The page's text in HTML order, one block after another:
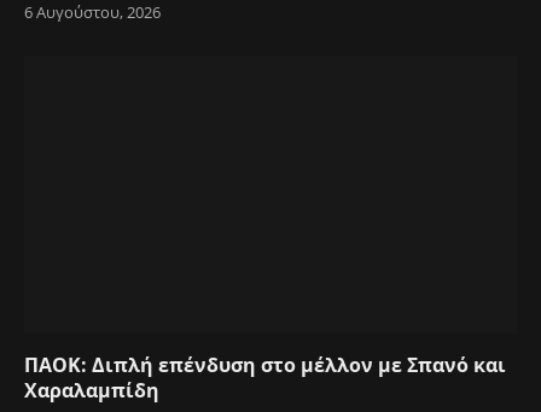
6 Αυγούστου, 2026
ΠΑΟΚ: Διπλή επένδυση στο μέλλον με Σπανό και
Χαραλαμπίδη